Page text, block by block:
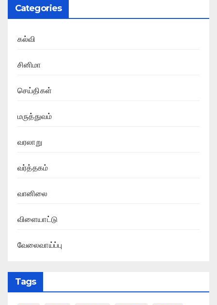
Categories
கல்வி
சினிமா
செய்திகள்
மருத்துவம்
வரலாறு
வர்த்தகம்
வானிலை
விளையாட்டு
வேலைவாய்ப்பு
Tags